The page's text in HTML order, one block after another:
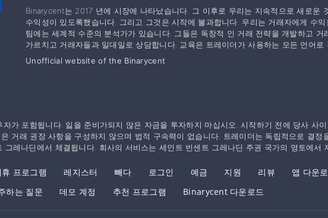
Binarycent는 2017 년에 시장에 나타났습니다. 그 이후로 우리는 지속적으로 새로운
수익성이 있도록했습니다. 그리고 그것은 시작에 불과합니다. 우리는 거래자에게 수
팀에는 세계적 수준의 분석가가 있습니다. 그들은 독창적 인 거래 전략을 개발하고
가르치고 거래자들과 일대일로 상담합니다. 교육은 트레이더가 사용하는 모든 언어로
Unofficial website of the Binarycent
자가 포함됩니다. 잃을 준비가되지 않은 자금을 투자하지 마십시오. 시작하기 전에 당사 사
거래 권장 사항을 구성하지 않으며 법적 구속력이 없습니다. 트레이더는 독립적으로 결
그레나딘에서 체결됩니다. 회사의 서비스는 세인트 빈센트 그레나딘 주권 국가의 영토에서
프로그램 레지스터 빼다 로그인 예금 지원 리뷰
앱 다운
하는 질문 데모 계정 추천 프로그램 Binarycent 다운로드